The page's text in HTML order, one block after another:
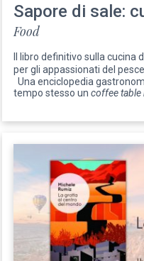
Sapore di sale:
Food
Il libro definitivo sulla cucina
per gli appassionati del pesce.
Una enciclopedia
tempo stesso uncoffee table